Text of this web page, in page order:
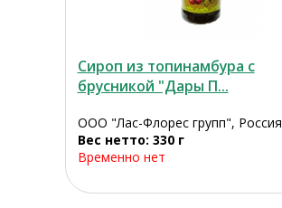
Сироп из топинамбура с
брусникой "Дары П...
ООО "Лас-Флорес групп", Россия
Вес нетто: 330 г
Временно нет